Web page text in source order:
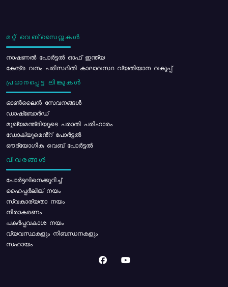
മറ്റ് വെബ്സൈറ്റുകൾ
നാഷണൽ പോർട്ടൽ ഓഫ് ഇന്ത്യ
കേന്ദ്ര വനം പരിസ്ഥിതി കാലാവസ്ഥ വ്യതിയാന വകുപ്പ്
പ്രധാനപ്പെട്ട ലിങ്കുകൾ
ഓൺലൈൻ സേവനങ്ങൾ
ഡാഷ്ബോർഡ്
മുഖ്യമന്ത്രിയുടെ പരാതി പരിഹാരം
ഡോക്യുമെൻ്റ് പോർട്ടൽ
ഔദ്യോഗിക വെബ് പോർട്ടൽ
വിവരങ്ങൾ
പോര്‍ട്ടലിനെക്കുറിച്ച്
ഹൈപ്പർലിങ്ക് നയം
സ്വകാര്യതാ നയം
നിരാകരണം
പകർപ്പവകാശ നയം
വ്യവസ്ഥകളും നിബന്ധനകളും
സഹായം